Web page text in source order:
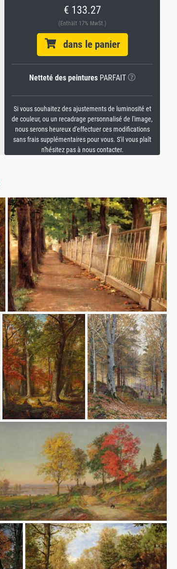
€ 133.27
(Enthält 17% MwSt.)
dans le panier
Netteté des peinturesPARFAIT
Si vous souhaitez des ajustements de luminosité et
de couleur, ou un recadrage personnalisé de l'image,
nous serons heureux d'effectuer ces modifications
sans frais supplémentaires pour vous. S'il vous plaît
n'hésitez pas à nous contacter.